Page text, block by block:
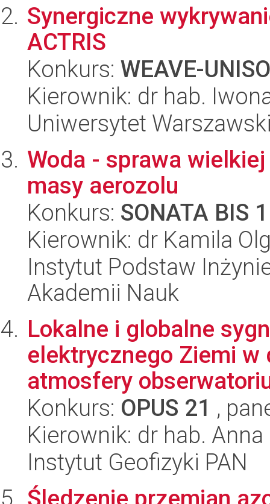
Synergiczne
ACTRIS
Konkurs: WEAVE-
Kierownik: dr hab.
Uniwersytet
Woda - sprawa
masy aerozolu
Konkurs: SONATA BIS
Kierownik: dr Kamila
Instytut Podstaw
Akademii Nauk
Lokalne i globalne
elektrycznego Ziemi
atmosfery
Konkurs: OPUS 21 ,
Kierownik: dr hab.
Instytut Geofizyki PAN
Śledzenie przemian